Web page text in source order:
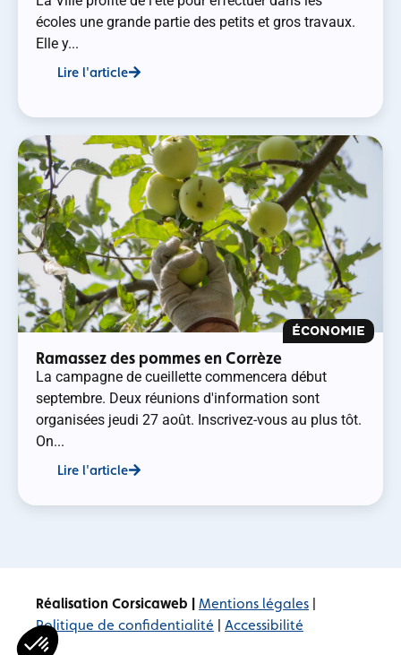
écoles une grande partie des petits et gros travaux.
Elle y...
Lire l'article
ÉCONOMIE
Ramassez des pommes en Corrèze
La campagne de cueillette commencera début
septembre. Deux réunions d'information sont
organisées jeudi 27 août. Inscrivez-vous au plus tôt.
On...
Lire l'article
Réalisation Corsicaweb | Mentions légales |
Politique de confidentialité | Accessibilité